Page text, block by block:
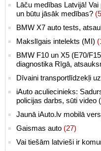
Lāču medības Latvijā!
un būtu jāsāk medības?
BMW X7 auto tests,
Makslīgais intelekts (MI)
BMW F10 un X5 (E70/
diagnostika Rīgā,
Dīvaini transportlīdzekļi
iAuto aculiecinieks:
policijas darbs, sūti video
Jaunā iAuto.lv mobilā
Gaismas auto (27)
Vai tiešām latvieši ir